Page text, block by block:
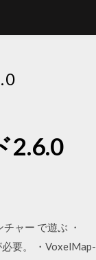
2.6.0
ャー で遊ぶ ・
要。 ・VoxelMap-